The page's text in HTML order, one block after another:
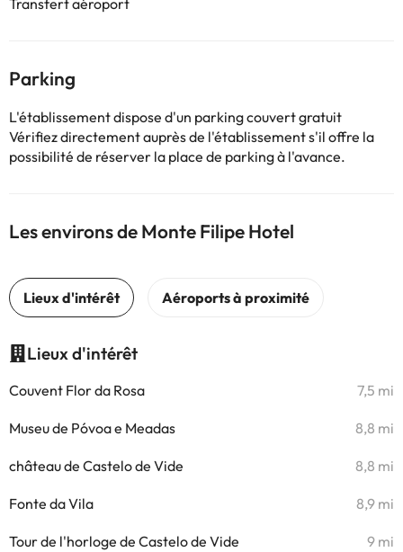
Transfert aéroport
Parking
L'établissement dispose d'un parking couvert gratuit
Vérifiez directement auprès de l'établissement s'il offre la
possibilité de réserver la place de parking à l'avance.
Les environs de Monte Filipe Hotel
Lieux d'intérêt
Couvent Flor da Rosa 7,5 mi
Museu de Póvoa e Meadas 8,8 mi
château de Castelo de Vide 8,8 mi
Fonte da Vila 8,9 mi
Tour de l'horloge de Castelo de Vide 9 mi